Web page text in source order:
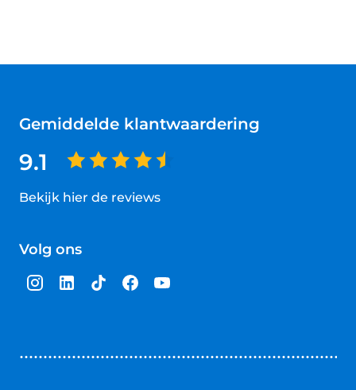
Gemiddelde klantwaardering
9.1
Bekijk hier de reviews
van
sterren
Volg ons